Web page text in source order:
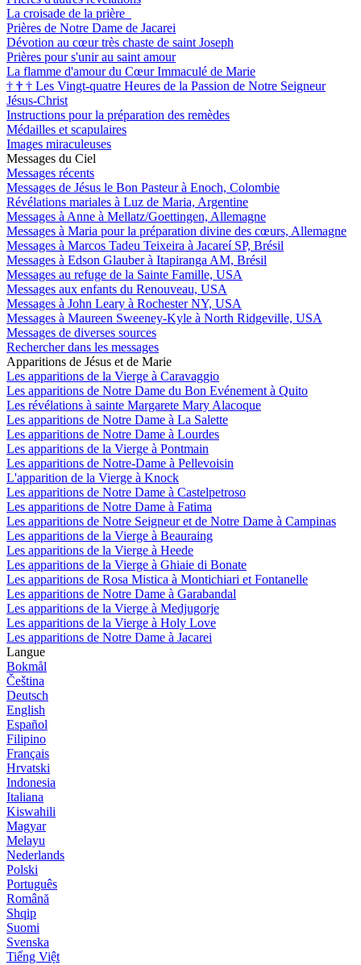
La croisade de la prière
Prières de Notre Dame de Jacarei
Dévotion au cœur très chaste de saint Joseph
Prières pour s'unir au saint amour
La flamme d'amour du Cœur Immaculé de Marie
† † † Les Vingt-quatre Heures de la Passion de Notre Seigneur
Jésus-Christ
Instructions pour la préparation des remèdes
Médailles et scapulaires
Images miraculeuses
Messages du Ciel
Messages récents
Messages de Jésus le Bon Pasteur à Enoch, Colombie
Révélations mariales à Luz de Maria, Argentine
Messages à Anne à Mellatz/Goettingen, Allemagne
Messages à Maria pour la préparation divine des cœurs, Allemagne
Messages à Marcos Tadeu Teixeira à Jacareí SP, Brésil
Messages à Edson Glauber à Itapiranga AM, Brésil
Messages au refuge de la Sainte Famille, USA
Messages aux enfants du Renouveau, USA
Messages à John Leary à Rochester NY, USA
Messages à Maureen Sweeney-Kyle à North Ridgeville, USA
Messages de diverses sources
Rechercher dans les messages
Apparitions de Jésus et de Marie
Les apparitions de la Vierge à Caravaggio
Les apparitions de Notre Dame du Bon Evénement à Quito
Les révélations à sainte Margarete Mary Alacoque
Les apparitions de Notre Dame à La Salette
Les apparitions de Notre Dame à Lourdes
Les apparitions de la Vierge à Pontmain
Les apparitions de Notre-Dame à Pellevoisin
L'apparition de la Vierge à Knock
Les apparitions de Notre Dame à Castelpetroso
Les apparitions de Notre Dame à Fatima
Les apparitions de Notre Seigneur et de Notre Dame à Campinas
Les apparitions de la Vierge à Beauraing
Les apparitions de la Vierge à Heede
Les apparitions de la Vierge à Ghiaie di Bonate
Les apparitions de Rosa Mistica à Montichiari et Fontanelle
Les apparitions de Notre Dame à Garabandal
Les apparitions de la Vierge à Medjugorje
Les apparitions de la Vierge à Holy Love
Les apparitions de Notre Dame à Jacarei
Langue
Bokmål
Čeština
Deutsch
English
Español
Filipino
Français
Hrvatski
Indonesia
Italiana
Kiswahili
Magyar
Melayu
Nederlands
Polski
Português
Română
Shqip
Suomi
Svenska
Tiếng Việt